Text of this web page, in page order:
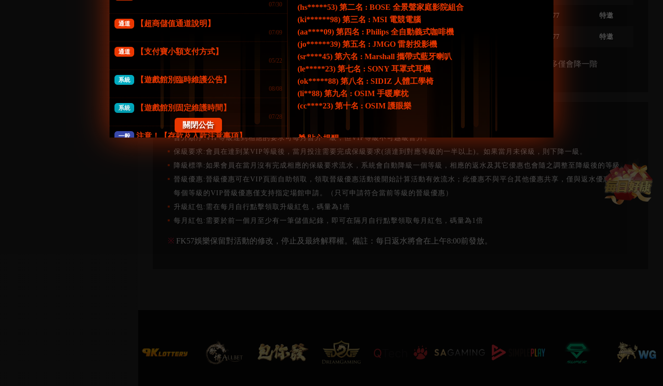
升級禮金 新會員 577 777 5777 特邀
77 577 777 1777 5777 特邀
注意事項:每月将在1-3號計建到升條件的貴賓進行升级，升级至該檻VIP等級，若是上月未建到保级條件，最多僅會降一階
晉升標準:會員的累計存款以及累計投注額達到下個級別的要求，即可在次月晉級一個VIP等級。
晉升順序:VIP等級達到相應的要求可每月晉升一級，但VIP等級不可越級晉升。
保級要求:會員在達到某VIP等級後，當月投注需要完成保級要求(須達到對應等級的一半以上)。如果當月未保級，則下降一級。
降級標準:如果會員在當月沒有完成相應的保級要求流水，系統會自動降級一個等級，相應的返水及其它優惠也會隨之調整至降級後的等級。
晉級優惠:晉級優惠可在VIP頁面自助領取，領取晉級優惠活動後開始計算活動有效流水；此優惠不與平台其他優惠共享，僅與返水優惠共享；
每個等級的VIP晉級優惠僅支持指定場館申請。（只可申請符合當前等級的晉級優惠）
升級紅包:需在每月自行點擊領取升級紅包，碼量為1倍
每月紅包:需要於前一個月至少有一筆儲值紀錄，即可在隔月自行點擊領取每月紅包，碼量為1倍
※ FK57娛樂保留對活動的修改，停止及最終解釋權。備註：每日返水將會在上午8:00前發放。
07/30
通道 【超商儲值通道說明】
07/09
通道 【支付寶小額支付方式】
05/22
系統 【遊戲館別臨時維護公告】
08/08
系統 【遊戲館別固定維護時間】
07/28
一般 注意！【存款及入款注意事項】
《防詐騙公告》FK57娛樂城
【系統公告】
【會員權益公告】
關閉公告
(hs*****53) 第二名 : BOSE 全景聲家庭影院組合
(ki******98) 第三名 : MSI 電競電腦
(aa****09) 第四名 : Philips 全自動義式咖啡機
(jo******39) 第五名 : JMGO 雷射投影機
(sr****45) 第六名 : Marshall 攜帶式藍牙喇叭
(le*****23) 第七名 : SONY 耳罩式耳機
(ok*****88) 第八名 : SIDIZ 人體工學椅
(li**88) 第九名 : OSIM 手暖摩枕
(cc****23) 第十名 : OSIM 護眼樂
🎁 貼心提醒
📌 獎品價值以FK57定價為計算基準
📌 可選擇兌換為商品等值的 7 折彩金
📌 獎勵陸續發放，請留意相關通知訊息
📌 請於 08/15 前主動告知客服收貨地址
⚠️逾期視同放棄，恕不補發⚠️